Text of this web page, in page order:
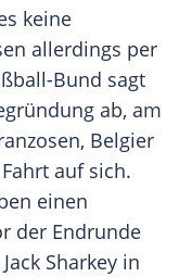
keine
allerdings per
Bund sagt
ab, am
Belgier
auf sich.
einen
der Endrunde
Sharkey in